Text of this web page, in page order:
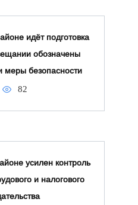
идёт подготовка
обозначены
меры безопасности
82
усилен контроль
и налогового